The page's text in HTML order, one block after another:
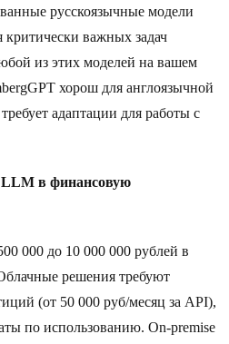
русскоязычные модели
критически важных задач
из этих моделей на вашем
хорош для англоязычной
адаптации для работы с
LLM в финансовую
000 до 10 000 000 рублей в
решения требуют
(от 50 000 руб/месяц за API),
по использованию. On-premise